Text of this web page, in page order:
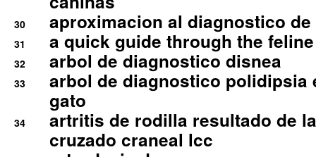
30 aproximacion al diagnostico
31 a quick guide through the
32 arbol de diagnostico disnea
33
arbol de diagnostico polidipsia
gato
34
artritis de rodilla resultado de
cruzado craneal lcc